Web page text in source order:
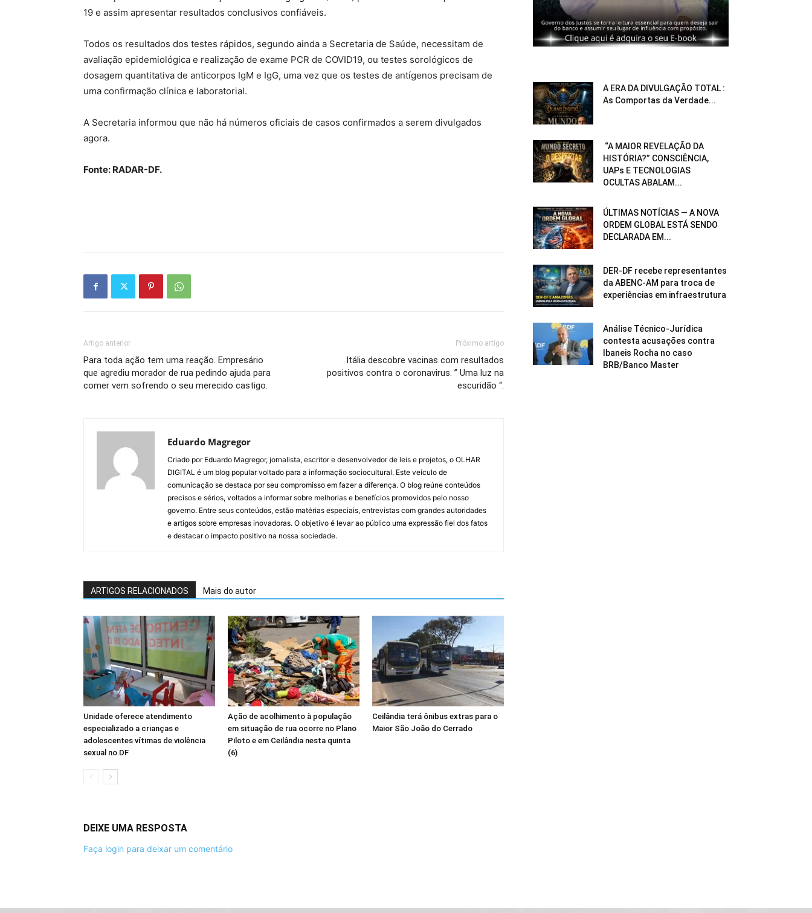
19 e assim apresentar resultados conclusivos confiáveis.
Todos os resultados dos testes rápidos, segundo ainda a Secretaria de Saúde, necessitam de
avaliação epidemiológica e realização de exame PCR de COVID19, ou testes sorológicos de
dosagem quantitativa de anticorpos IgM e IgG, uma vez que os testes de antígenos precisam de
uma confirmação clínica e laboratorial.
A Secretaria informou que não há números oficiais de casos confirmados a serem divulgados
agora.
Fonte: RADAR-DF.
Artigo anterior
Para toda ação tem uma reação. Empresário
que agrediu morador de rua pedindo ajuda para
comer vem sofrendo o seu merecido castigo.
Próximo artigo
Itália descobre vacinas com resultados
positivos contra o coronavirus. ” Uma luz na
escuridão “.
Eduardo Magregor
Criado por Eduardo Magregor, jornalista, escritor e desenvolvedor de leis e projetos, o OLHAR
DIGITAL é um blog popular voltado para a informação sociocultural. Este veículo de
comunicação se destaca por seu compromisso em fazer a diferença. O blog reúne conteúdos
precisos e sérios, voltados a informar sobre melhorias e benefícios promovidos pelo nosso
governo. Entre seus conteúdos, estão matérias especiais, entrevistas com grandes autoridades
e artigos sobre empresas inovadoras. O objetivo é levar ao público uma expressão fiel dos fatos
e destacar o impacto positivo na nossa sociedade.
ARTIGOS RELACIONADOS Mais do autor
Unidade oferece atendimento
especializado a crianças e
adolescentes vítimas de violência
sexual no DF
Ação de acolhimento à população
em situação de rua ocorre no Plano
Piloto e em Ceilândia nesta quinta
(6)
Ceilândia terá ônibus extras para o
Maior São João do Cerrado
DEIXE UMA RESPOSTA
Faça login para deixar um comentário
A ERA DA DIVULGAÇÃO TOTAL :
As Comportas da Verdade...
“A MAIOR REVELAÇÃO DA
HISTÓRIA?” CONSCIÊNCIA,
UAPs E TECNOLOGIAS
OCULTAS ABALAM...
ÚLTIMAS NOTÍCIAS — A NOVA
ORDEM GLOBAL ESTÁ SENDO
DECLARADA EM...
DER-DF recebe representantes
da ABENC-AM para troca de
experiências em infraestrutura
Análise Técnico-Jurídica
contesta acusações contra
Ibaneis Rocha no caso
BRB/Banco Master